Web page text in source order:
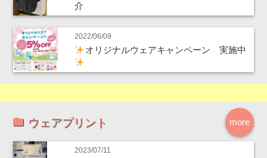
介
2022/06/09
オリジナルウェアキャンペーン 実施中
more
ウェアプリント
2023/07/11